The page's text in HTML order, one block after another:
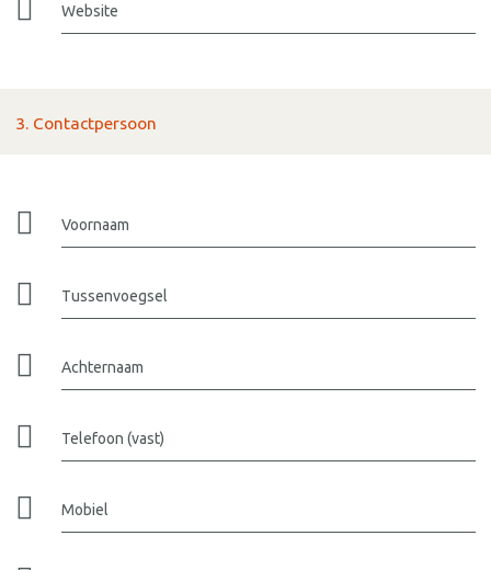
Website
3. Contactpersoon
Voornaam
Tussenvoegsel
Achternaam
Telefoon (vast)
Mobiel